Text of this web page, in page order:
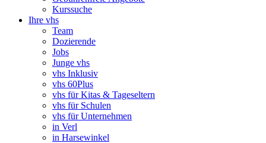
Kurssuche
Ihre vhs
Team
Dozierende
Jobs
Junge vhs
vhs Inklusiv
vhs 60Plus
vhs für Kitas & Tageseltern
vhs für Schulen
vhs für Unternehmen
in Verl
in Harsewinkel